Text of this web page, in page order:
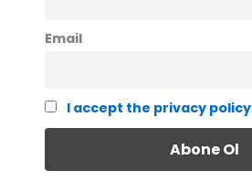
Email
I accept the privacy policy